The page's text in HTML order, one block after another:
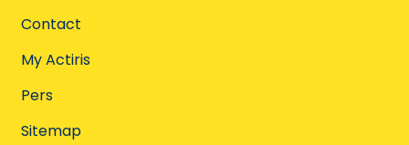
Contact
My Actiris
Pers
Sitemap